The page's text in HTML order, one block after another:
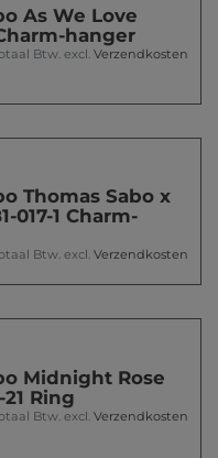
As We Love
hanger
Btw. excl. Verzendkosten
Thomas Sabo x
017-1 Charm-
Btw. excl. Verzendkosten
Midnight Rose
Ring
Btw. excl. Verzendkosten